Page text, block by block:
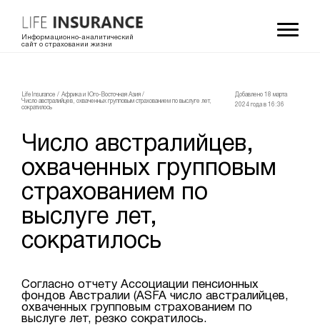
Информационно-аналитический
сайт о страховании жизни
LifeInsurance / Африка и Юго-Восточная Азия /
Число австралийцев, охваченных групповым страхованием по выслуге лет,
сократилось
Добавлено 18 мартa
2024 года в 16:36
Число австралийцев,
охваченных групповым
страхованием по
выслуге лет,
сократилось
Согласно отчету Ассоциации пенсионных
фондов Австралии (ASFA число австралийцев,
охваченных групповым страхованием по
выслуге лет, резко сократилось.